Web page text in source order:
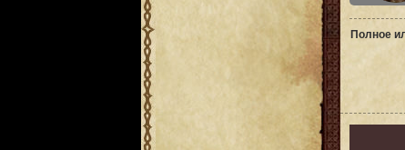
Полное